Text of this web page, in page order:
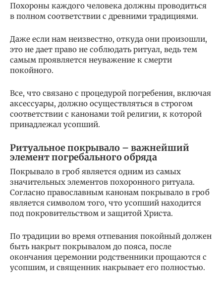
Похороны каждого человека должны проводиться
в полном соответствии с древними традициями.
Даже если нам неизвестно, откуда они произошли,
это не дает право не соблюдать ритуал, ведь тем
самым проявляется неуважение к смерти
покойного.
Все, что связано с процедурой погребения, включая
аксессуары, должно осуществляться в строгом
соответствии с канонами той религии, к которой
принадлежал усопший.
Ритуальное покрывало – важнейший
элемент погребального обряда
Покрывало в гроб является одним из самых
значительных элементов похоронного ритуала.
Согласно православным канонам покрывало в гроб
является символом того, что усопший находится
под покровительством и защитой Христа.
По традиции во время отпевания покойный должен
быть накрыт покрывалом до пояса, после
окончания церемонии родственники прощаются с
усопшим, и священник накрывает его полностью.